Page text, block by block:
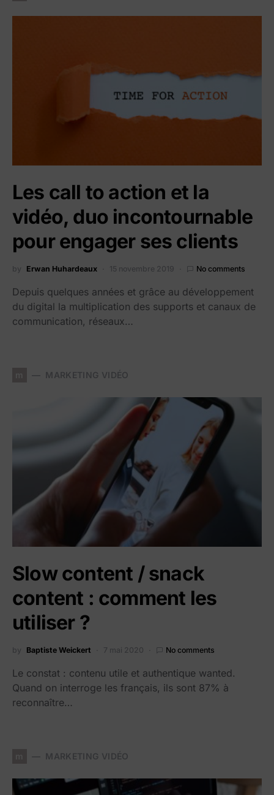
Les call to action et la
vidéo, duo incontournable
pour engager ses clients
by Erwan Huhardeaux 15 novembre 2019 No comments
Depuis quelques années et grâce au développement
du digital la multiplication des supports et canaux de
communication, réseaux…
MARKETING VIDÉO
Slow content / snack
content : comment les
utiliser ?
by Baptiste Weickert 7 mai 2020 No comments
Le constat : contenu utile et authentique wanted.
Quand on interroge les français, ils sont 87% à
reconnaître…
MARKETING VIDÉO